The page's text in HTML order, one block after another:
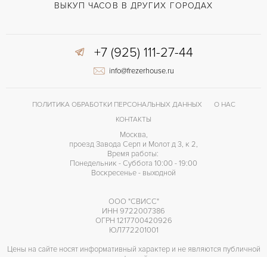
ВЫКУП ЧАСОВ В ДРУГИХ ГОРОДАХ
+7 (925) 111-27-44
info@frezerhouse.ru
ПОЛИТИКА ОБРАБОТКИ ПЕРСОНАЛЬНЫХ ДАННЫХ
О НАС
КОНТАКТЫ
Москва,
проезд Завода Серп и Молот д 3, к 2,
Время работы:
Понедельник - Суббота 10:00 - 19:00
Воскресенье - выходной
ООО "СВИСС"
ИНН 9722007386
ОГРН 1217700420926
ЮЛ772201001
Цены на сайте носят информативный характер и не являются публичной